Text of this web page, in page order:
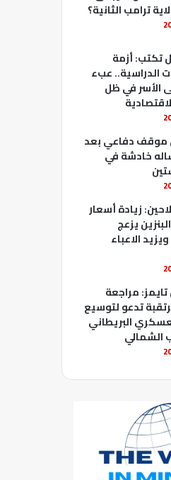
ترامب الثانية؟
تكتب: أزمة
الدراسية.. عبء
الأسر في ظل
موقف دفاعي بعد
خادشة في
زيادة أسعار
يزعج
الاعباء
مراجعة
تدعو لتوسيع
البريطاني
الشمالي